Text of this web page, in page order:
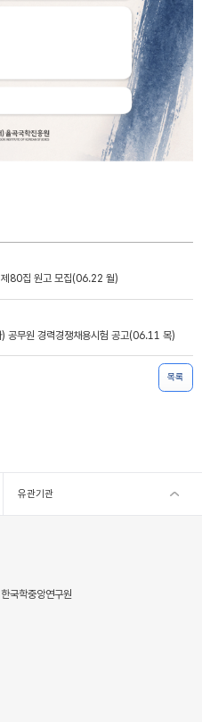
제80집 원고 모집(06.22 월)
공무원 경력경쟁채용시험 공고(06.11 목)
목록
유관기관
국학중앙연구원